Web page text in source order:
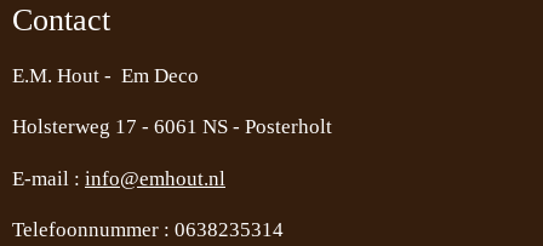
Contact
E.M. Hout - Em Deco
Holsterweg 17 - 6061 NS - Posterholt
E-mail : info@emhout.nl
Telefoonnummer : 0638235314